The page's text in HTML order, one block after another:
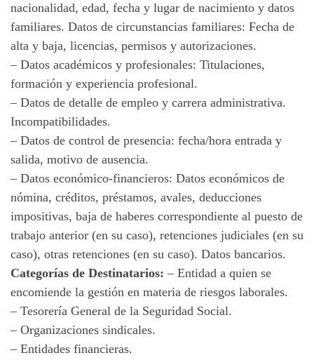
nacionalidad, edad, fecha y lugar de nacimiento y datos
familiares. Datos de circunstancias familiares: Fecha de
alta y baja, licencias, permisos y autorizaciones.
– Datos académicos y profesionales: Titulaciones,
formación y experiencia profesional.
– Datos de detalle de empleo y carrera administrativa.
Incompatibilidades.
– Datos de control de presencia: fecha/hora entrada y
salida, motivo de ausencia.
– Datos económico-financieros: Datos económicos de
nómina, créditos, préstamos, avales, deducciones
impositivas, baja de haberes correspondiente al puesto de
trabajo anterior (en su caso), retenciones judiciales (en su
caso), otras retenciones (en su caso). Datos bancarios.
Categorías de Destinatarios: – Entidad a quien se
encomiende la gestión en materia de riesgos laborales.
– Tesorería General de la Seguridad Social.
– Organizaciones sindicales.
– Entidades financieras.